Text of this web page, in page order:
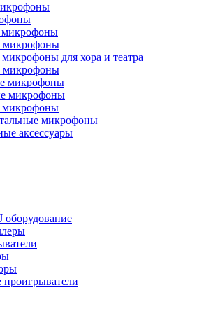
микрофоны
микрофоны
для хора и театра
микрофоны
микрофоны
микрофоны
микрофоны
микрофоны
аксессуары
оборудование